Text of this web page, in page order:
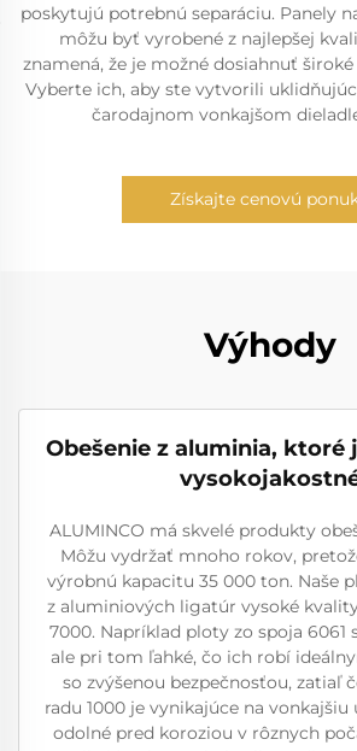
poskytujú potrebnú separáciu. Panely
môžu byť vyrobené z najlepšej
znamená, že je možné dosiahnuť
Vyberte ich, aby ste vytvorili
čarodajnom vonkajšom
Získajte cenovú
Výhody
Obešenie z aluminia, ktoré
ALUMINCO má skvelé produkty
Môžu vydržať mnoho rokov,
výrobnú kapacitu 35 000 ton. Naše
z aluminiových ligatúr vysoké
7000. Napríklad ploty zo spoja 6061
ale pri tom ľahké, čo ich robí
so zvýšenou bezpečnosťou, zatiaľ
radu 1000 je vynikajúce na
odolné pred koroziou v rôznych